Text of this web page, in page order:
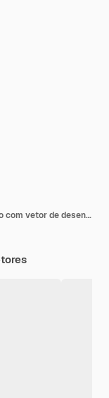
Equipamento de transporte de aeroporto com vetor de desenho de lápis de linha preta de bagagem. Passageiros de avião homem e mulher esperando e revistando a bagagem no terminal transportador. Ilustração de viagens de negócios de personagens